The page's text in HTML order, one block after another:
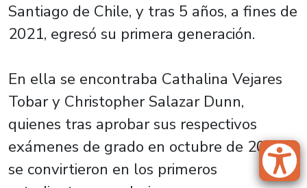
Santiago de Chile, y tras 5 años, a fines de
2021, egresó su primera generación.
En ella se encontraba Cathalina Vejares
Tobar y Christopher Salazar Dunn,
quienes tras aprobar sus respectivos
exámenes de grado en octubre de 2022,
se convirtieron en los primeros